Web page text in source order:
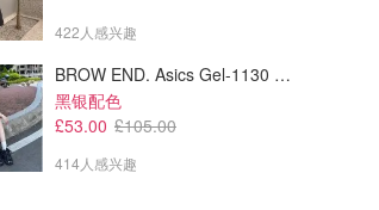
422人感兴趣
BROW END. Asics Gel-1130 黑色运动鞋
黑银配色
£53.00 £105.00
414人感兴趣